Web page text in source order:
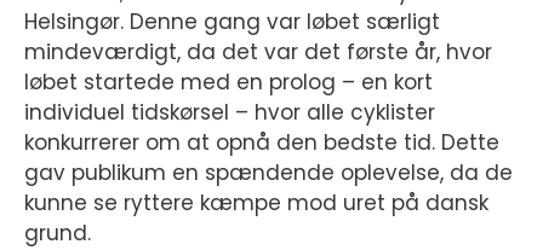
Helsingør. Denne gang var løbet særligt
mindeværdigt, da det var det første år, hvor
løbet startede med en prolog – en kort
individuel tidskørsel – hvor alle cyklister
konkurrerer om at opnå den bedste tid. Dette
gav publikum en spændende oplevelse, da de
kunne se ryttere kæmpe mod uret på dansk
grund.